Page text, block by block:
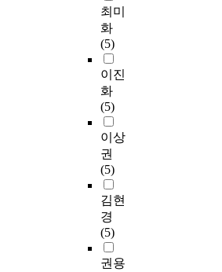
최미
화
(5)
이진
화
(5)
이상
권
(5)
김현
경
(5)
권용